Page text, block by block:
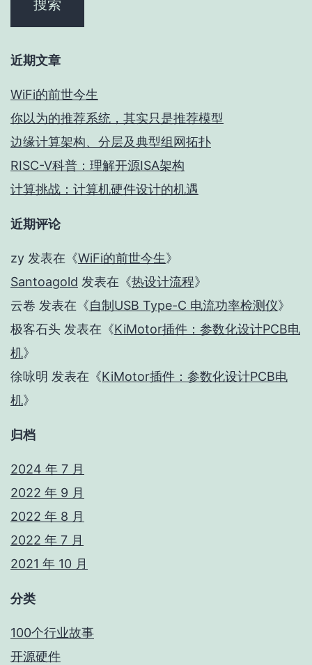
近期文章
WiFi的前世今生
你以为的推荐系统，其实只是推荐模型
边缘计算架构、分层及典型组网拓扑
RISC-V科普：理解开源ISA架构
计算挑战：计算机硬件设计的机遇
近期评论
zy 发表在《WiFi的前世今生》
Santoagold 发表在《热设计流程》
云卷 发表在《自制USB Type-C 电流功率检测仪》
极客石头 发表在《KiMotor插件：参数化设计PCB电
机》
徐咏明 发表在《KiMotor插件：参数化设计PCB电
机》
归档
2024 年 7 月
2022 年 9 月
2022 年 8 月
2022 年 7 月
2021 年 10 月
分类
100个行业故事
开源硬件